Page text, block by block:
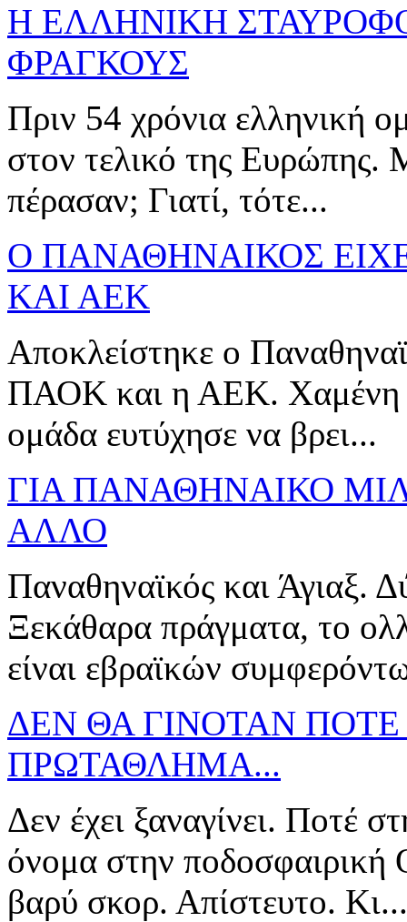
Η ΕΛΛΗΝΙΚΗ
ΦΡΑΓΚΟΥΣ
Πριν 54 χρόνια ελληνική
στον τελικό της Ευρώπης.
πέρασαν; Γιατί, τότε...
Ο ΠΑΝΑΘΗΝΑΙΚΟΣ
ΚΑΙ ΑΕΚ
Αποκλείστηκε ο
ΠΑΟΚ και η ΑΕΚ. Χαμένη
ομάδα ευτύχησε να βρει...
ΓΙΑ ΠΑΝΑΘΗΝΑΙΚΟ
ΑΛΛΟ
Παναθηναϊκός και Άγιαξ.
Ξεκάθαρα πράγματα, το
είναι εβραϊκών
ΔΕΝ ΘΑ ΓΙΝΟΤΑΝ
ΠΡΩΤΑΘΛΗΜΑ...
Δεν έχει ξαναγίνει. Ποτέ
όνομα στην ποδοσφαιρική
βαρύ σκορ. Απίστευτο. Κι...